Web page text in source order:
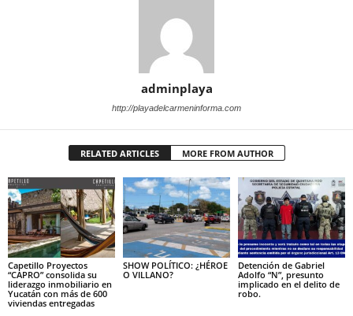
adminplaya
http://playadelcarmeninforma.com
RELATED ARTICLES MORE FROM AUTHOR
Capetillo Proyectos
“CAPRO” consolida su
liderazgo inmobiliario en
Yucatán con más de 600
viviendas entregadas
SHOW POLÍTICO: ¿HÉROE
O VILLANO?
Detención de Gabriel
Adolfo “N”, presunto
implicado en el delito de
robo.